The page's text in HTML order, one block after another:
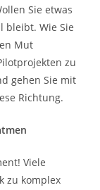
Sie etwas
bleibt. Wie Sie
Mut
zu
gehen Sie mit
Richtung.
Viele
zu komplex